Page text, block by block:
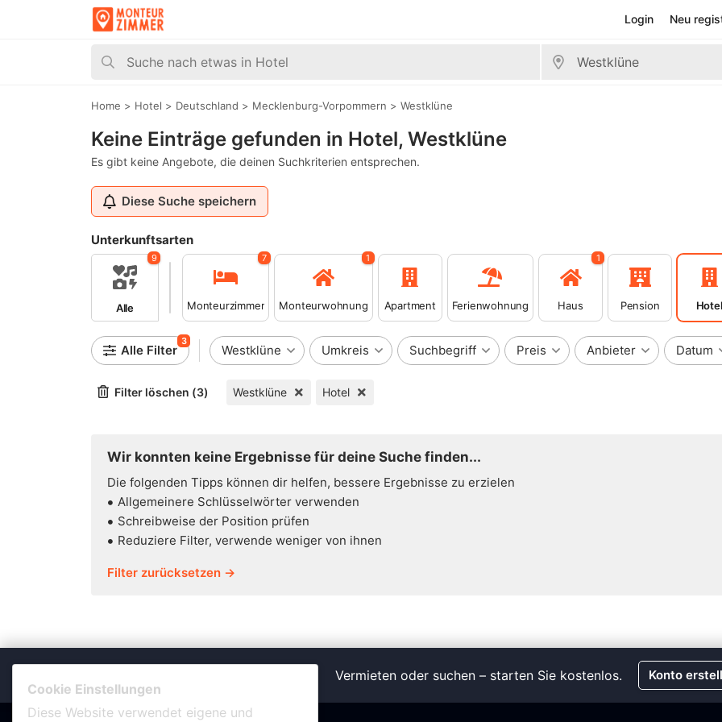
Neu
Login
Home > Hotel > Deutschland > Mecklenburg-Vorpommern > Westklüne
Keine Einträge gefunden in Hotel, Westklüne
Es gibt keine Angebote, die deinen Suchkriterien entsprechen.
Diese Suche speichern
Unterkunftsarten
Alle
9
Monteurzimmer
7
Monteurwohnung
1
Apartment Ferienwohnung Haus
1
Pension Hotel
Alle Filter
3
Westklüne Umkreis Suchbegriff Preis Anbieter Datum
Filter löschen (3) Westklüne Hotel
Wir konnten keine Ergebnisse für deine Suche finden...
Die folgenden Tipps können dir helfen, bessere Ergebnisse zu erzielen
Allgemeinere Schlüsselwörter verwenden
Schreibweise der Position prüfen
Reduziere Filter, verwende weniger von ihnen
Filter zurücksetzen →
Vermieten oder suchen – starten Sie kostenlos. Konto
Cookie Einstellungen
Diese Website verwendet eigene und